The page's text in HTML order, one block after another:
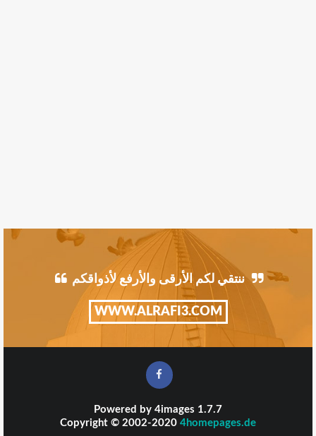
ننتقي لكم الأرقى والأرفع لأذواقكم
WWW.ALRAFI3.COM
Powered by 4images 1.7.7
Copyright © 2002-2020 4homepages.de